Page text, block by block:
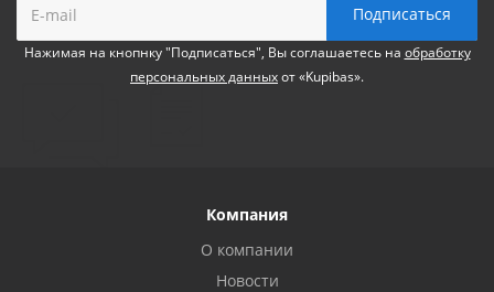
Нажимая на кнопнку "Подписаться", Вы соглашаетесь на обработку
персональных данныхот «Kupibas».
Компания
О компании
Новости